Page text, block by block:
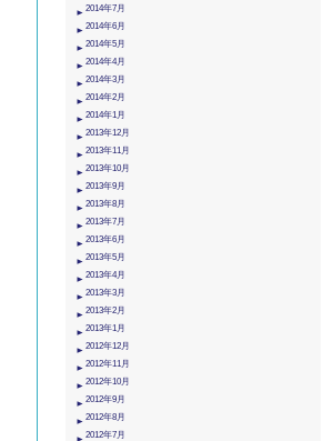
2014年7月
2014年6月
2014年5月
2014年4月
2014年3月
2014年2月
2014年1月
2013年12月
2013年11月
2013年10月
2013年9月
2013年8月
2013年7月
2013年6月
2013年5月
2013年4月
2013年3月
2013年2月
2013年1月
2012年12月
2012年11月
2012年10月
2012年9月
2012年8月
2012年7月